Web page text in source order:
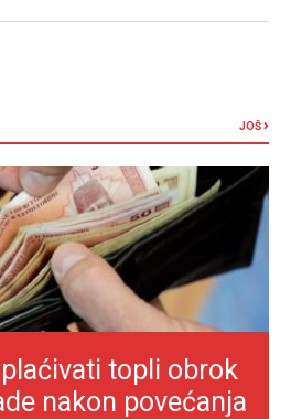
JOŠ
topli obrok
nakon povećanja